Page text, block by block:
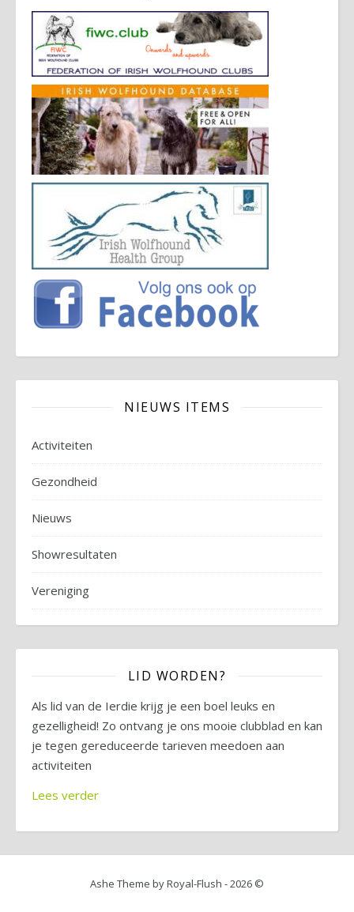
NIEUWS ITEMS
Activiteiten
Gezondheid
Nieuws
Showresultaten
Vereniging
LID WORDEN?
Als lid van de Ierdie krijg je een boel leuks en
gezelligheid! Zo ontvang je ons mooie clubblad en kan
je tegen gereduceerde tarieven meedoen aan
activiteiten
Lees verder
Ashe Theme by Royal-Flush - 2026 ©